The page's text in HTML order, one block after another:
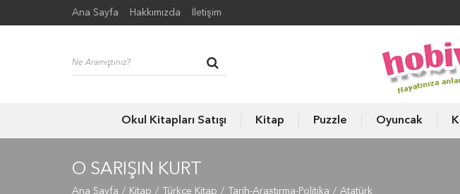
Ana Sayfa Hakkımızda İletişim
Okul Kitapları Satışı Kitap Puzzle Oyuncak
O SARIŞIN KURT
Ana Sayfa Kitap Türkçe Kitap Tarih-Araştırma-Politika Atatürk